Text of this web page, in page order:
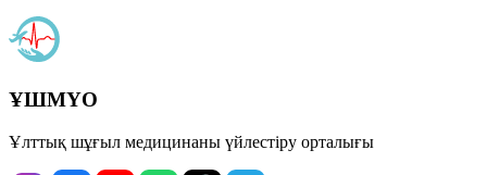
ҰШМҮО
Ұлттық шұғыл медицинаны үйлестіру орталығы